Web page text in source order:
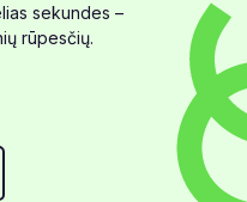
sekundes –
rūpesčių.